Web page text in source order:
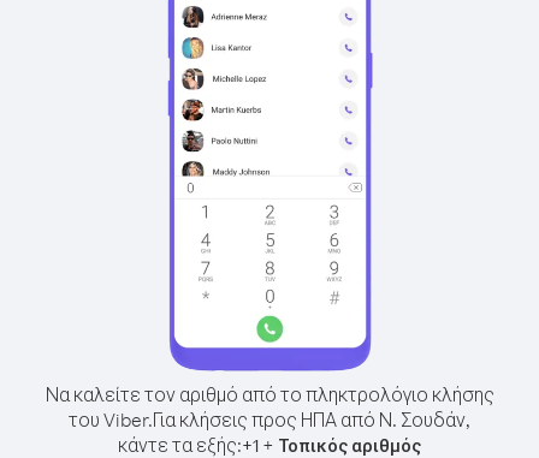
Να καλείτε τον αριθμό από το πληκτρολόγιο κλήσης
του Viber.Για κλήσεις προς ΗΠΑ από Ν. Σουδάν,
κάντε τα εξής:+1 + Τοπικός αριθμός